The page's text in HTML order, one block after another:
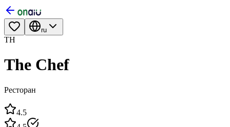
ru
TH
The Chef
Ресторан
4.5